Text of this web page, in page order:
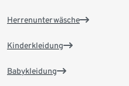
Herrenunterwäsche
Kinderkleidung
Babykleidung